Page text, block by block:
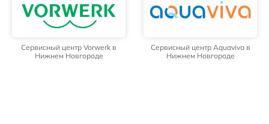
Сервисный центр Vorwerk в
Нижнем Новгороде
Сервисный центр Aquaviva в
Нижнем Новгороде